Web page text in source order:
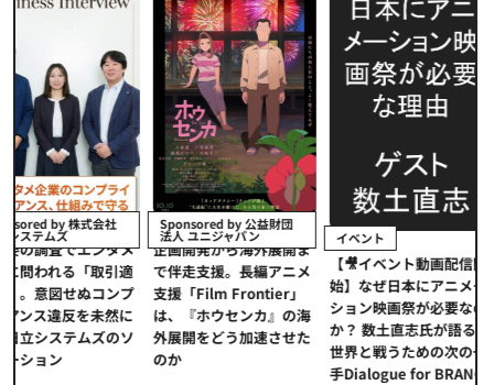
社
タメ
引適
ンプ
然に
のソ
Sponsored by 公益財団
法人 ユニジャパン
企画開発から海外展開ま
で伴走支援。長編アニメ
支援「Film Frontier」
は、『ホウセンカ』の海
外展開をどう加速させた
のか
イベント
【🎥イベント動画配信開
始】なぜ日本にアニメー
ション映画祭が必要なの
か？ 数土直志氏が語る、
世界と戦うための次の一
手Dialogue for BRANC
界的データ
本アニメの
とは？スト
代の羅針盤
重要性